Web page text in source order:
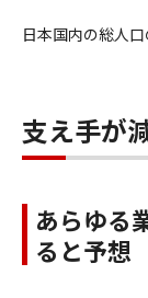
日本国内の総人
支え手が
あらゆる
ると予想